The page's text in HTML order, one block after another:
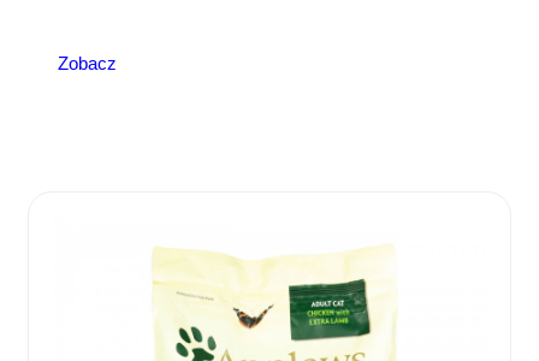
Zobacz